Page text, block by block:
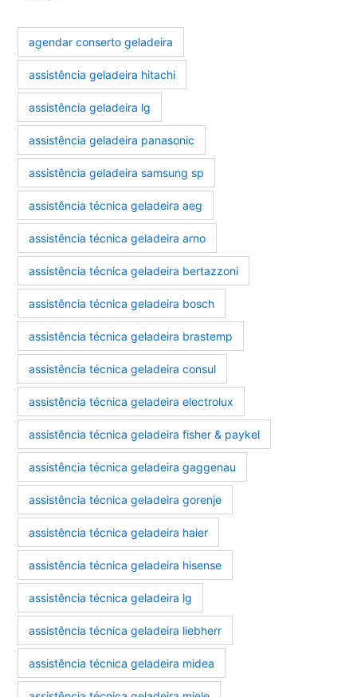
agendar conserto geladeira
assistência geladeira hitachi
assistência geladeira lg
assistência geladeira panasonic
assistência geladeira samsung sp
assistência técnica geladeira aeg
assistência técnica geladeira arno
assistência técnica geladeira bertazzoni
assistência técnica geladeira bosch
assistência técnica geladeira brastemp
assistência técnica geladeira consul
assistência técnica geladeira electrolux
assistência técnica geladeira fisher & paykel
assistência técnica geladeira gaggenau
assistência técnica geladeira gorenje
assistência técnica geladeira haier
assistência técnica geladeira hisense
assistência técnica geladeira lg
assistência técnica geladeira liebherr
assistência técnica geladeira midea